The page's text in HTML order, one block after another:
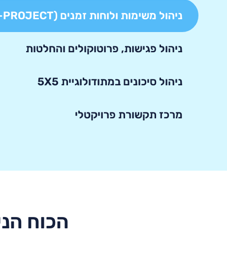
ניהול משימות ולוחות זמנים (MS-PROJECT)
ניהול פגישות, פרוטוקולים והחלטות
ניהול סיכונים במתודולוגיית 5X5
מרכז תקשורת פרויקטלי
הכוח